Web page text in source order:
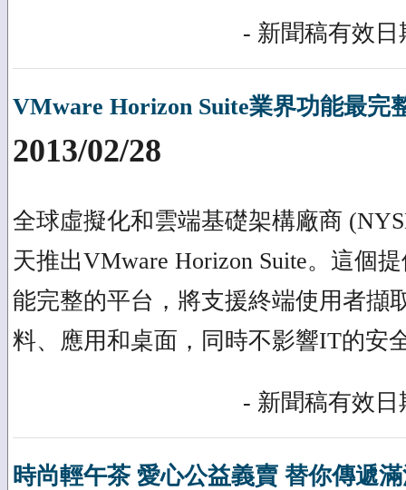
- 新聞稿有效日
VMware Horizon Suite業界功能最完
2013/02/28
全球虛擬化和雲端基礎架構廠商
天推出VMware Horizon Suite。這個
能完整的平台，將支援終端使用者擷
料、應用和桌面，同時不影響IT的安
- 新聞稿有效日
時尚輕午茶 愛心公益義賣 替你傳遞